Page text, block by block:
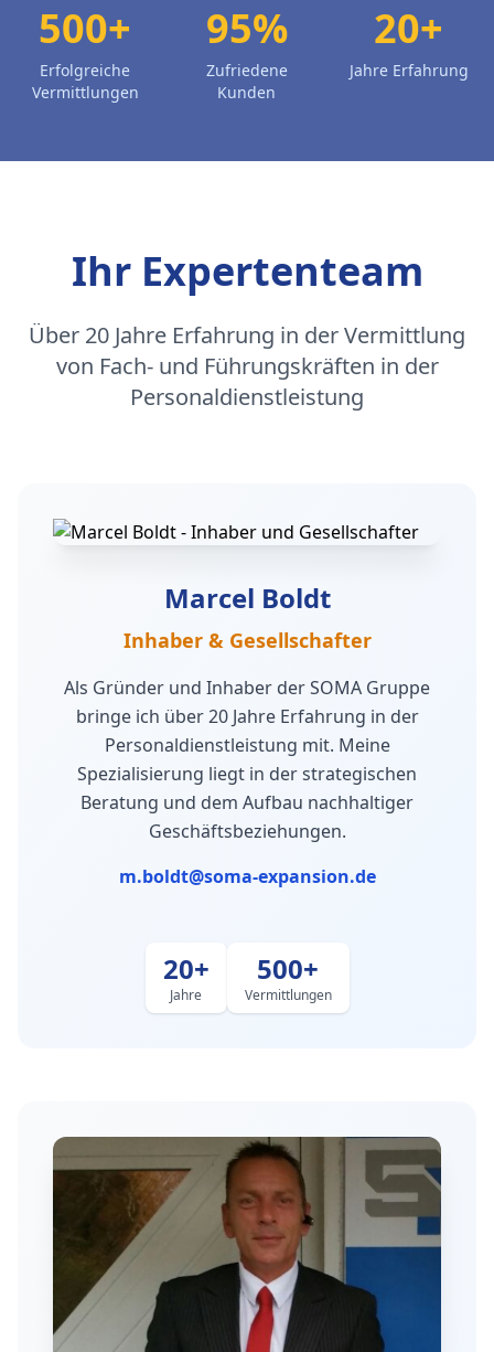
500+
Erfolgreiche
Vermittlungen
95%
Zufriedene
Kunden
20+
Jahre Erfahrung
Ihr Expertenteam
Über 20 Jahre Erfahrung in der Vermittlung
von Fach- und Führungskräften in der
Personaldienstleistung
Marcel Boldt
Inhaber & Gesellschafter
Als Gründer und Inhaber der SOMA Gruppe
bringe ich über 20 Jahre Erfahrung in der
Personaldienstleistung mit. Meine
Spezialisierung liegt in der strategischen
Beratung und dem Aufbau nachhaltiger
Geschäftsbeziehungen.
m.boldt@soma-expansion.de
20+
Jahre
500+
Vermittlungen